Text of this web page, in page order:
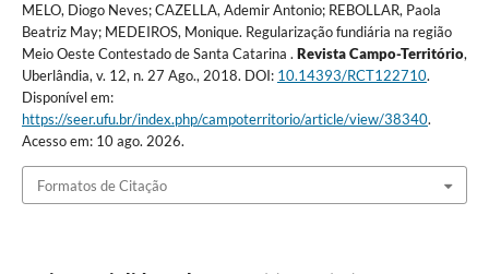
MELO, Diogo Neves; CAZELLA, Ademir Antonio; REBOLLAR, Paola
Beatriz May; MEDEIROS, Monique. Regularização fundiária na região
Meio Oeste Contestado de Santa Catarina . Revista Campo-Território,
Uberlândia, v. 12, n. 27 Ago., 2018. DOI: 10.14393/RCT122710.
Disponível em:
https://seer.ufu.br/index.php/campoterritorio/article/view/38340.
Acesso em: 10 ago. 2026.
Formatos de Citação